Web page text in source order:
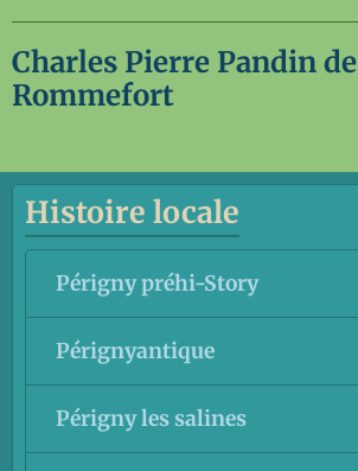
Charles Pierre Pandin de
Rommefort
Histoire locale
Périgny préhi-Story
Pérignyantique
Périgny les salines